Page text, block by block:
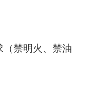
（禁明火、禁油